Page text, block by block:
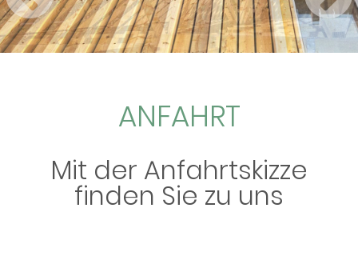
ANFAHRT
Mit der Anfahrtskizze
finden Sie zu uns